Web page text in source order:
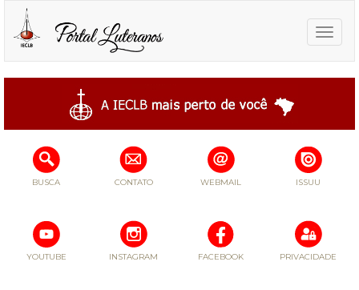
Toggle
BUSCA CONTATO WEBMAIL ISSUU
YOUTUBE INSTAGRAM FACEBOOK PRIVACIDADE